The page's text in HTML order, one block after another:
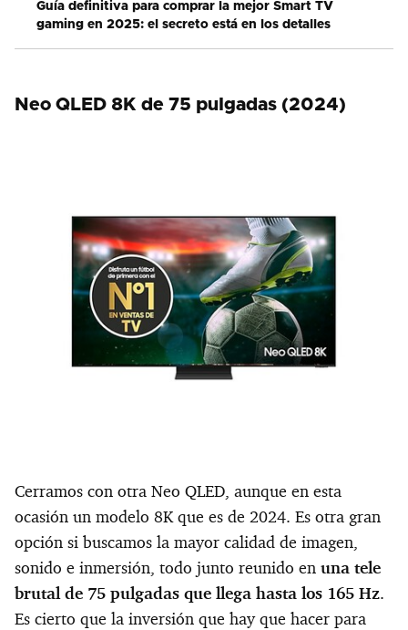
Guía definitiva para comprar la mejor Smart TV
gaming en 2025: el secreto está en los detalles
Neo QLED 8K de 75 pulgadas (2024)
Cerramos con otra Neo QLED, aunque en esta
ocasión un modelo 8K que es de 2024. Es otra gran
opción si buscamos la mayor calidad de imagen,
sonido e inmersión, todo junto reunido en una tele
brutal de 75 pulgadas que llega hasta los 165 Hz.
Es cierto que la inversión que hay que hacer para